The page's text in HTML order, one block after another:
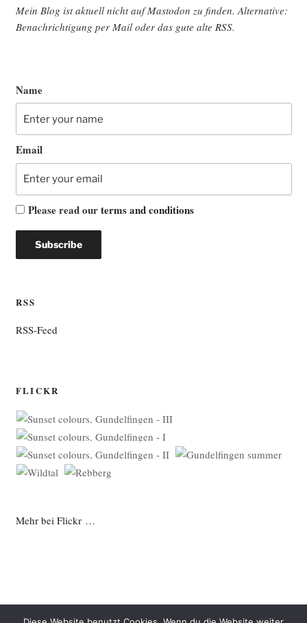
Mein Blog ist aktu­ell nicht auf Mast­o­don zu fin­den. Alter­na­ti­ve:
Benach­rich­ti­gung per Mail oder das gute alte RSS.
Name
Email
Please read ourterms and conditions
RSS
RSS-Feed
FLICKR
Mehr bei Flickr …